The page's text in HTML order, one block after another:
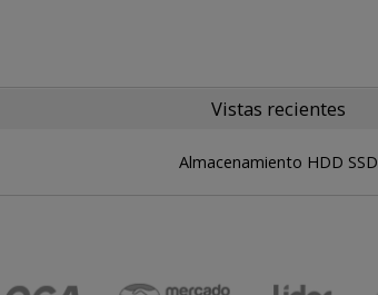
Vistas recientes
Almacenamiento HDD SSD